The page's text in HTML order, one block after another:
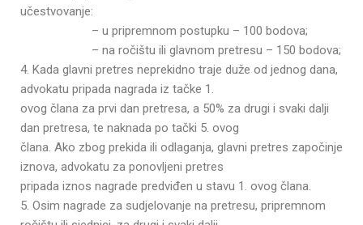
učestvovanje:
– u pripremnom postupku – 100 bodova;
– na ročištu ili glavnom pretresu – 150 bodova;
4. Kada glavni pretres neprekidno traje duže od jednog dana,
advokatu pripada nagrada iz tačke 1.
ovog člana za prvi dan pretresa, a 50% za drugi i svaki dalji
dan pretresa, te naknada po tački 5. ovog
člana. Ako zbog prekida ili odlaganja, glavni pretres započinje
iznova, advokatu za ponovljeni pretres
pripada iznos nagrade predviđen u stavu 1. ovog člana.
5. Osim nagrade za sudjelovanje na pretresu, pripremnom